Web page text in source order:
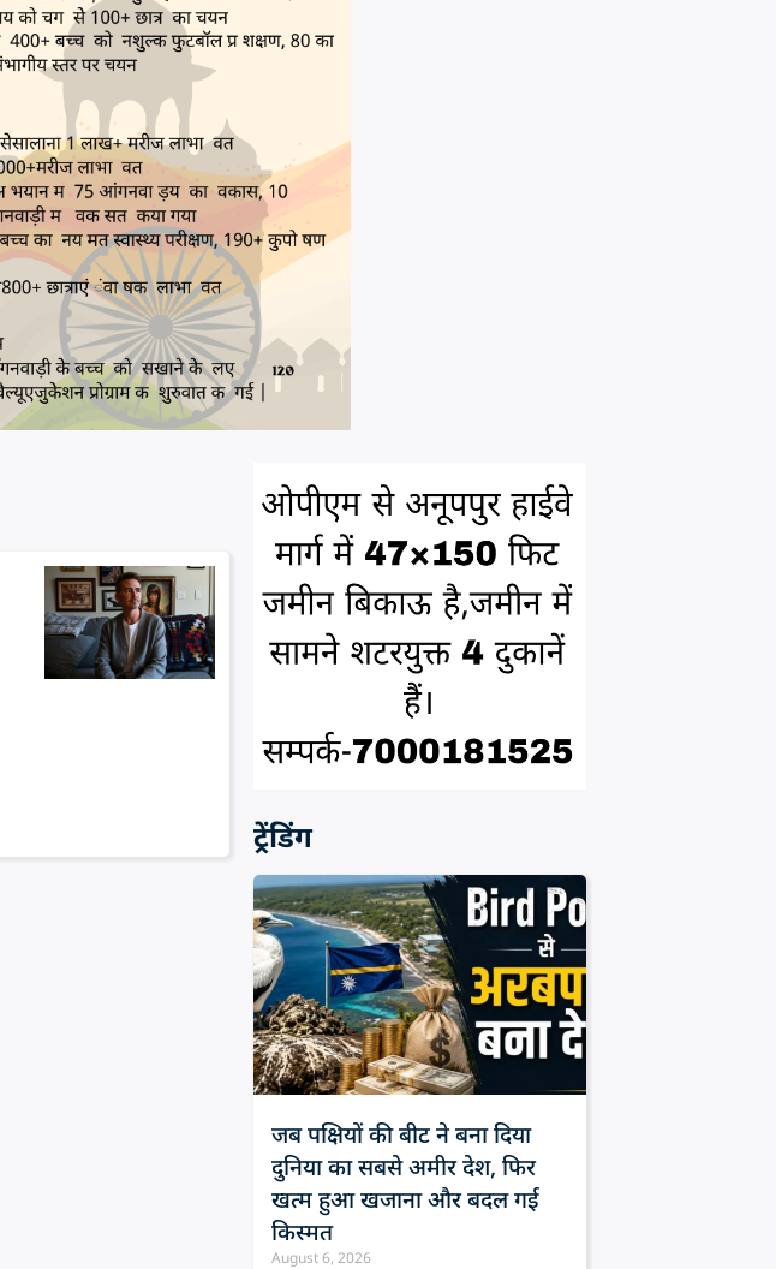
ट्रेंडिंग
जब पक्षियों की बीट ने बना दिया
दुनिया का सबसे अमीर देश, फिर
खत्म हुआ खजाना और बदल गई
किस्मत
August 6, 2026